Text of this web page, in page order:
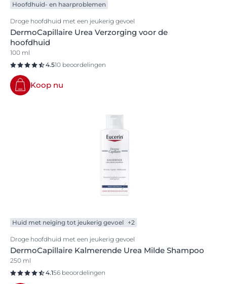
Hoofdhuid- en haarproblemen
Droge hoofdhuid met een jeukerig gevoel
DermoCapillaire Urea Verzorging voor de
hoofdhuid
100 ml
4.510 beoordelingen
Koop nu
Huid met neiging tot jeukerig gevoel +2
Droge hoofdhuid met een jeukerig gevoel
DermoCapillaire Kalmerende Urea Milde Shampoo
250 ml
4.156 beoordelingen